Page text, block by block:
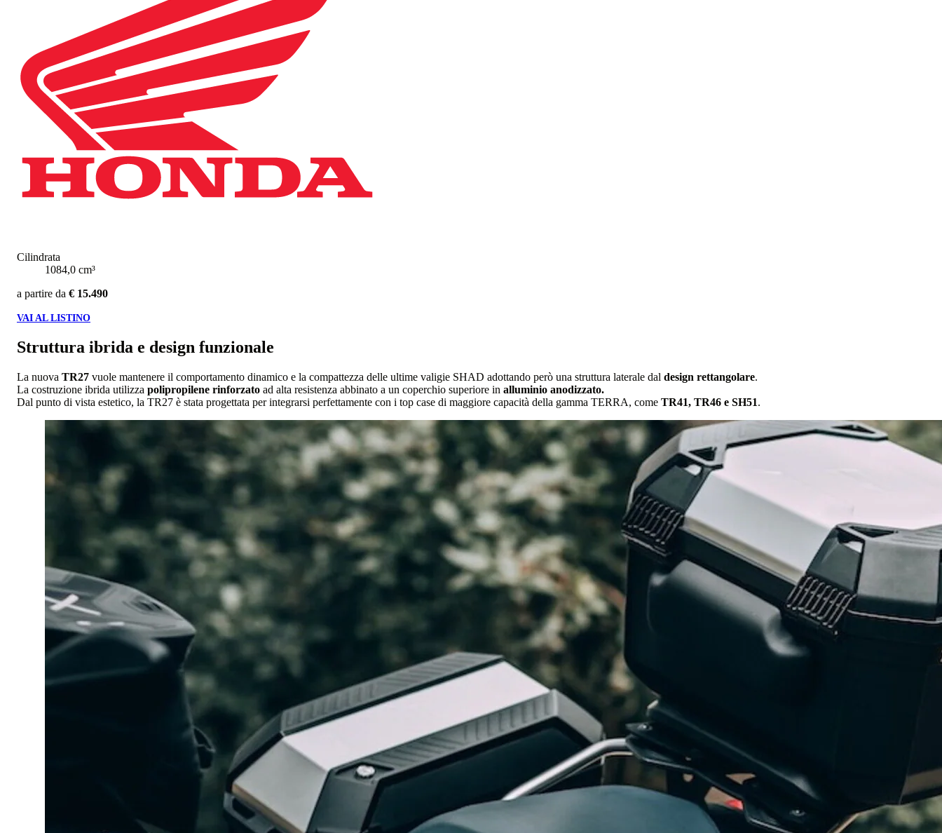
Cilindrata
1084,0 cm³
a partire da € 15.490
VAI AL LISTINO
Struttura ibrida e design funzionale
La nuova TR27 vuole mantenere il comportamento dinamico e la compattezza delle ultime valigie SHAD adottando però una struttura laterale dal design rettangolare.
La costruzione ibrida utilizza polipropilene rinforzato ad alta resistenza abbinato a un coperchio superiore in alluminio anodizzato.
Dal punto di vista estetico, la TR27 è stata progettata per integrarsi perfettamente con i top case di maggiore capacità della gamma TERRA, come TR41, TR46 e SH51.